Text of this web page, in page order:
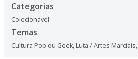
Categorias
Colecionável
Temas
Cultura Pop ou Geek, Luta / Artes Marciais,